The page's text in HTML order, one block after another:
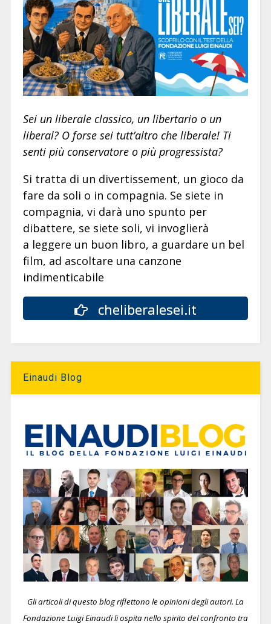
Sei un liberale classico, un libertario o un
liberal? O forse sei tutt’altro che liberale! Ti
senti più conservatore o più progressista?
Si tratta di un divertissement, un gioco da
fare da soli o in compagnia. Se siete in
compagnia, vi darà uno spunto per
dibattere, se siete soli, vi invoglierà
a leggere un buon libro, a guardare un bel
film, ad ascoltare una canzone
indimenticabile
cheliberalesei.it
Einaudi Blog
Gli articoli di questo blog riflettono le opinioni degli autori. La
Fondazione Luigi Einaudi li ospita nello spirito del confronto tra